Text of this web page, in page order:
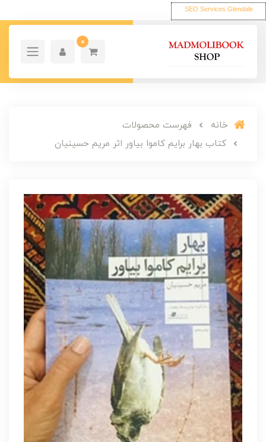
SEO Services Glendale
0
خانه
فهرست محصولات
کتاب بهار برایم کاموا بیاور اثر مریم حسینیان